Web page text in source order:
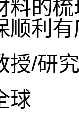
料的
顺利
授/研
球